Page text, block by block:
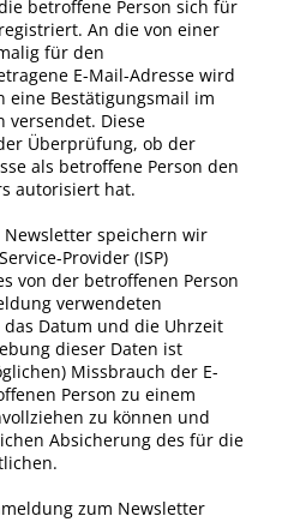
betroffene Person sich für
An die von einer
für den
E-Mail-Adresse wird
eine Bestätigungsmail im
versendet. Diese
Überprüfung, ob der
als betroffene Person den
autorisiert hat.
speichern wir
Provider (ISP)
von der betroffenen Person
verwendeten
Datum und die Uhrzeit
dieser Daten ist
Missbrauch der E-
Person zu einem
zu können und
Absicherung des für die
zum Newsletter